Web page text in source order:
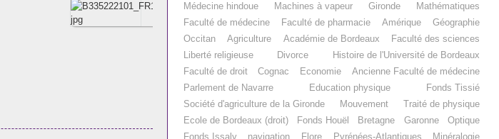
Médecine hindoue
Machines à vapeur Gironde
Mathématiques
Faculté de médecine
Faculté de pharmacie Amérique
Géographie
Occitan
Agriculture Académie de Bordeaux
Faculté des sciences
Liberté religieuse
Divorce
Histoire de l'Université de Bordeaux
Faculté de droit
Cognac Economie
Ancienne Faculté de médecine
Parlement de Navarre
Education physique
Fonds Tissié
Société d'agriculture de la Gironde
Mouvement
Traité de physique
Ecole de Bordeaux (droit)
Fonds Houël Bretagne Garonne
Optique
Fonds Issaly
navigation Flore Pyrénées-Atlantiques Minéralogie